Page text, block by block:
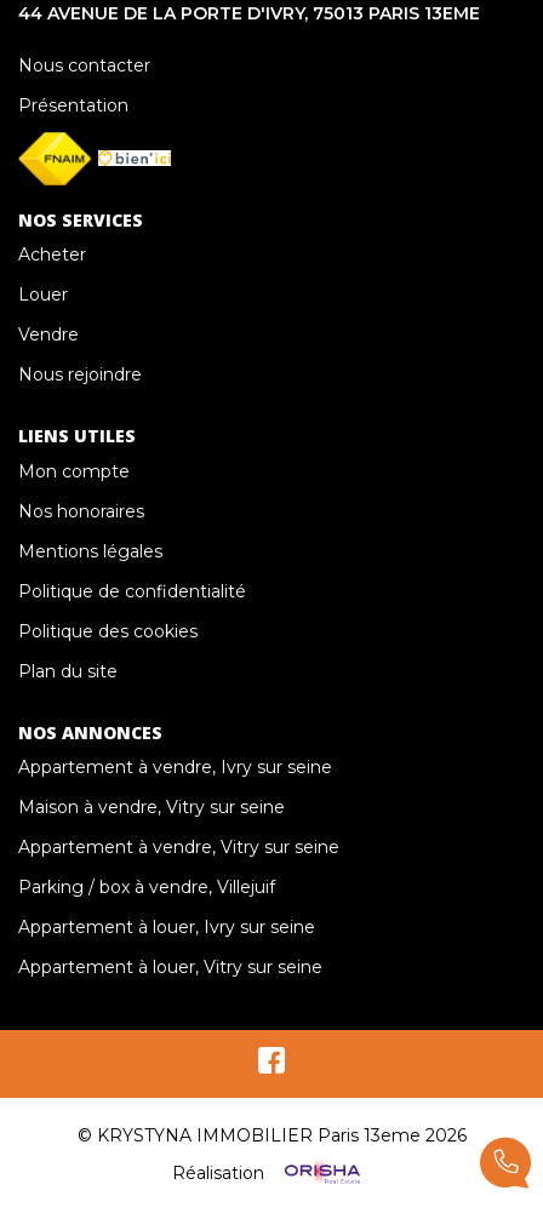
44 AVENUE DE LA PORTE D'IVRY, 75013 PARIS 13EME
Nous contacter
Présentation
NOS SERVICES
Acheter
Louer
Vendre
Nous rejoindre
LIENS UTILES
Mon compte
Nos honoraires
Mentions légales
Politique de confidentialité
Politique des cookies
Plan du site
NOS ANNONCES
Appartement à vendre, Ivry sur seine
Maison à vendre, Vitry sur seine
Appartement à vendre, Vitry sur seine
Parking / box à vendre, Villejuif
Appartement à louer, Ivry sur seine
Appartement à louer, Vitry sur seine
© KRYSTYNA IMMOBILIER Paris 13eme 2026
Réalisation